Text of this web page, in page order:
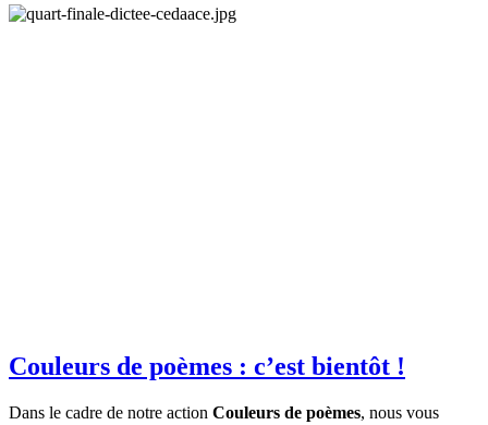
Couleurs de poèmes : c’est bientôt !
Dans le cadre de notre action Couleurs de poèmes, nous vous